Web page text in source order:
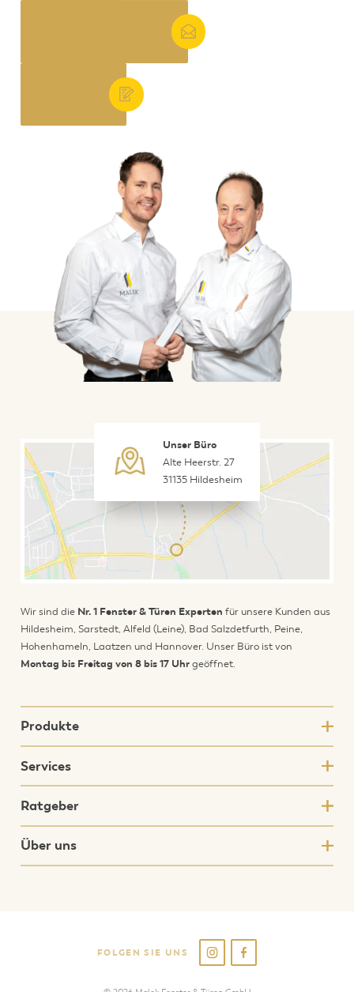
anfrage@malek-fenster.de
vereinbaren
Unser Büro
Alte Heerstr. 27
31135 Hildesheim
Wir sind die Nr. 1 Fenster & Türen Experten für unsere Kunden aus
Hildesheim, Sarstedt, Alfeld (Leine), Bad Salzdetfurth, Peine,
Hohenhameln, Laatzen und Hannover. Unser Büro ist von
Montag bis Freitag von 8 bis 17 Uhrgeöffnet.
Produkte
Services
Ratgeber
Über uns
FOLGEN SIE UNS